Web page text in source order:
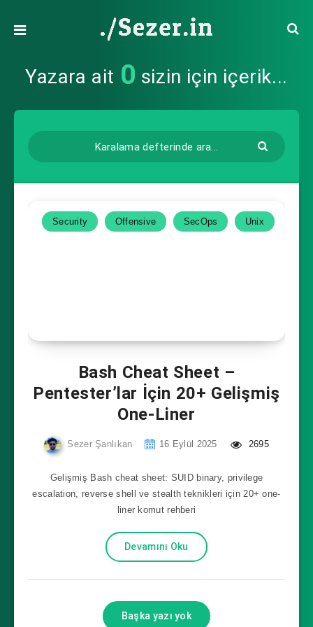
Yazara ait 0 sizin için içerik...
Security Offensive SecOps Unix
Bash Cheat Sheet –
Pentester’lar İçin 20+ Gelişmiş
One-Liner
Sezer Şanlıkan 16 Eylül 2025 2695
Gelişmiş Bash cheat sheet: SUID binary, privilege
escalation, reverse shell ve stealth teknikleri için 20+ one-
liner komut rehberi
Devamını Oku
Başka yazı yok